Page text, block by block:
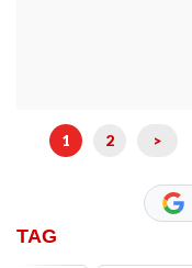
1 2 >
TAG